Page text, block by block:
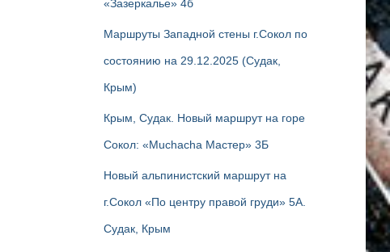
«Зазеркалье» 4б
Маршруты Западной стены г.Сокол по
состоянию на 29.12.2025 (Судак,
Крым)
Крым, Судак. Новый маршрут на горе
Сокол: «Muchacha Мастер» 3Б
Новый альпинистский маршрут на
г.Сокол «По центру правой груди» 5А.
Судак, Крым